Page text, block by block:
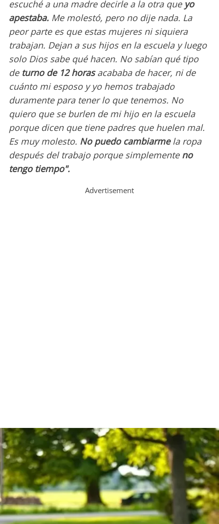
escuché a una madre decirle a la otra que yo
apestaba. Me molestó, pero no dije nada. La
peor parte es que estas mujeres ni siquiera
trabajan. Dejan a sus hijos en la escuela y luego
solo Dios sabe qué hacen. No sabían qué tipo
de turno de 12 horasacababa de hacer, ni de
cuánto mi esposo y yo hemos trabajado
duramente para tener lo que tenemos. No
quiero que se burlen de mi hijo en la escuela
porque dicen que tiene padres que huelen mal.
Es muy molesto. No puedo cambiarme la ropa
después del trabajo porque simplemente no
tengo tiempo".
Advertisement